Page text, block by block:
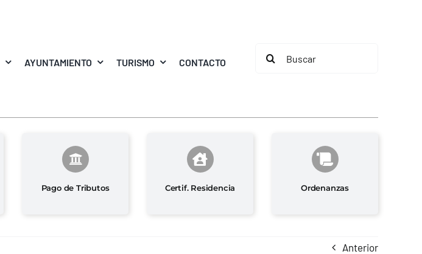
AYUNTAMIENTO TURISMO CONTACTO
Buscar:
Pago de Tributos Certif. Residencia Ordenanzas
Anterior